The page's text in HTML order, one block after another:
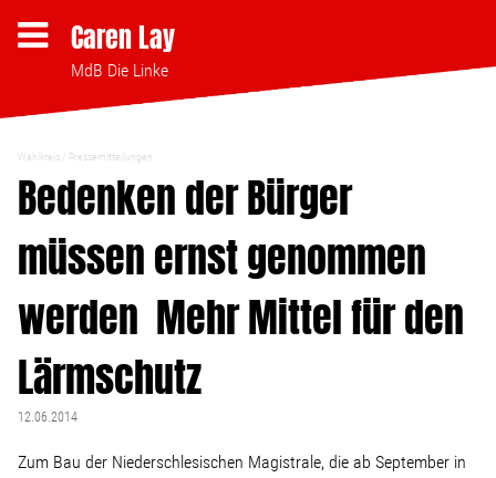
Caren Lay
MdB Die Linke
Themen
Bezahlbares Wohnen
Clubsterben stoppen
Strukturwandel
Wahlkreis Pressemitteilungen
Bedenken der Bürger
müssen ernst genommen
werden  Mehr Mittel für den
Lärmschutz
12.06.2014
Zum Bau der Niederschlesischen Magistrale, die ab September in